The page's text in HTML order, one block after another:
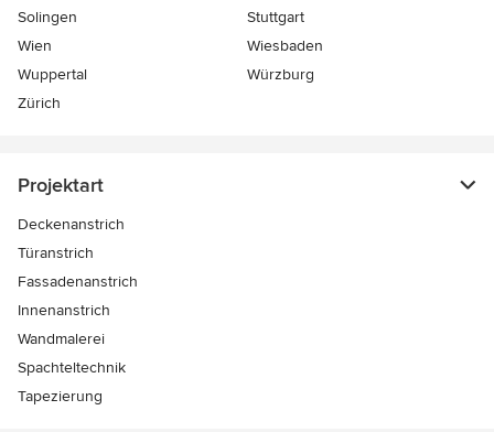
Solingen
Stuttgart
Wien
Wiesbaden
Wuppertal
Würzburg
Zürich
Projektart
Deckenanstrich
Türanstrich
Fassadenanstrich
Innenanstrich
Wandmalerei
Spachteltechnik
Tapezierung